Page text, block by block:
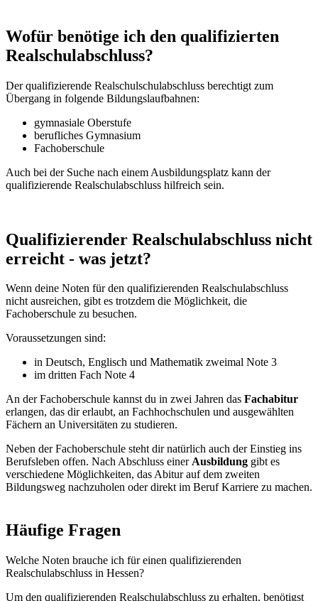
Wofür benötige ich den qualifizierten
Realschulabschluss?
Der qualifizierende Realschulschulabschluss berechtigt zum
Übergang in folgende Bildungslaufbahnen:
gymnasiale Oberstufe
berufliches Gymnasium
Fachoberschule
Auch bei der Suche nach einem Ausbildungsplatz kann der
qualifizierende Realschulabschluss hilfreich sein.
Qualifizierender Realschulabschluss nicht
erreicht - was jetzt?
Wenn deine Noten für den qualifizierenden Realschulabschluss
nicht ausreichen, gibt es trotzdem die Möglichkeit, die
Fachoberschule zu besuchen.
Voraussetzungen sind:
in Deutsch, Englisch und Mathematik zweimal Note 3
im dritten Fach Note 4
An der Fachoberschule kannst du in zwei Jahren das Fachabitur
erlangen, das dir erlaubt, an Fachhochschulen und ausgewählten
Fächern an Universitäten zu studieren.
Neben der Fachoberschule steht dir natürlich auch der Einstieg ins
Berufsleben offen. Nach Abschluss einerAusbildung gibt es
verschiedene Möglichkeiten, das Abitur auf dem zweiten
Bildungsweg nachzuholen oder direkt im Beruf Karriere zu machen.
Häufige Fragen
Welche Noten brauche ich für einen qualifizierenden
Realschulabschluss in Hessen?
Um den qualifizierenden Realschulabschluss zu erhalten, benötigst